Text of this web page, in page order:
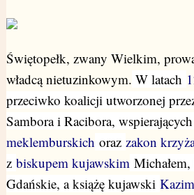
Świętopełk, zwany Wielkim,
władcą nietuzinkowym. W latach
przeciwko koalicji utworzonej
Sambora i Racibora,
meklemburskich oraz zakon
z biskupem kujawskim
Gdańskie, a książę kujawski